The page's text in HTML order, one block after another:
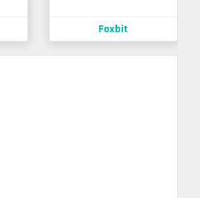
Foxbit